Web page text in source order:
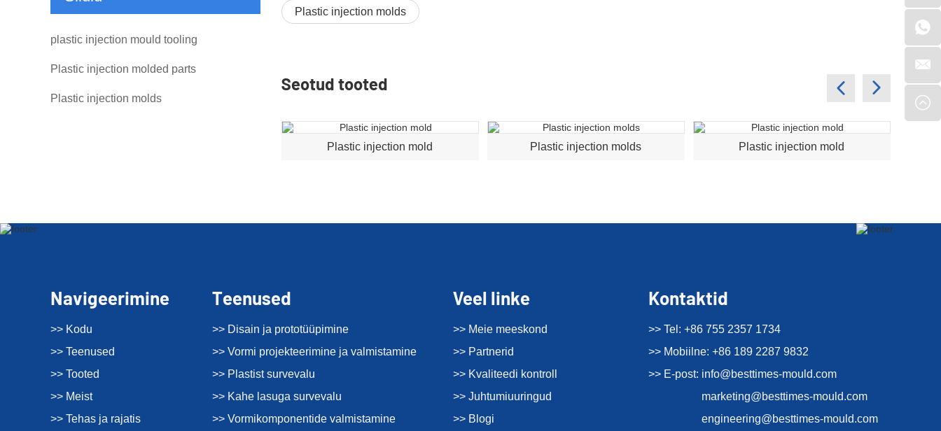
Plastic injection molds
Seotud tooted
Plastic injection mold Plastic injection molds Plastic injection mold
plastic injection mould tooling
Plastic injection molded parts
Plastic injection molds
Navigeerimine
>> Kodu
>> Teenused
>> Tooted
>> Meist
>> Tehas ja rajatis
Teenused
>> Disain ja prototüüpimine
>> Vormi projekteerimine ja valmistamine
>> Plastist survevalu
>> Kahe lasuga survevalu
>> Vormikomponentide valmistamine
Veel linke
>> Meie meeskond
>> Partnerid
>> Kvaliteedi kontroll
>> Juhtumiuuringud
>> Blogi
Kontaktid
>> Tel: +86 755 2357 1734
>> Mobiilne: +86 189 2287 9832
>> E-post: info@besttimes-mould.com
marketing@besttimes-mould.com
engineering@besttimes-mould.com